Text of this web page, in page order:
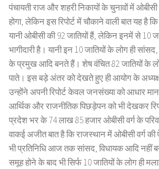
पंचायती राज और शहरी निकायों के चुनावों में
होगा, लेकिन इस रिपोर्ट में चौकाने वाली बात यह है
यानी ओबीसी की 92 जातियों हैं, लेकिन इनमें से 10
भागीदारी है। यानी इन 10 जातियों के लोग ही
के प्रमुख आदि बनते हैं। शेष वंचित 82 जातियों के
पाते। इस बड़े अंतर को देखते हुए ही आयोग के अध्यक्ष
उन्होंने अपनी रिपोर्ट केवल जनसंख्या को आधार
आर्थिक और राजनीतिक पिछड़ेपन को भी देखकर
प्रदेश भर के 74 लाख 85 हजार ओबीसी वर्ग के
वाकई अजीत बात है कि राजस्थान में ओबीसी वर्ग की
भी प्रतिनिधि आज तक सांसद, विधायक आदि नहीं
समूह होने के बाद भी सिर्फ 10 जातियों के लोग ही